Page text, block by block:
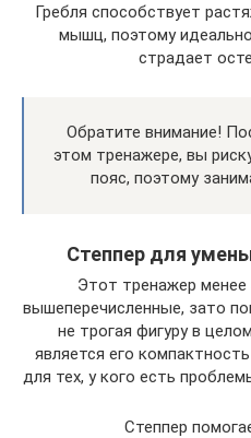
Гребля способствует
мышц, поэтому
страдает
Обратите внимание!
этом тренажере, вы
пояс, поэтому
Степпер для
Этот тренажер
вышеперечисленные, зато
не трогая фигуру в
является его
для тех, у кого есть
Степпер